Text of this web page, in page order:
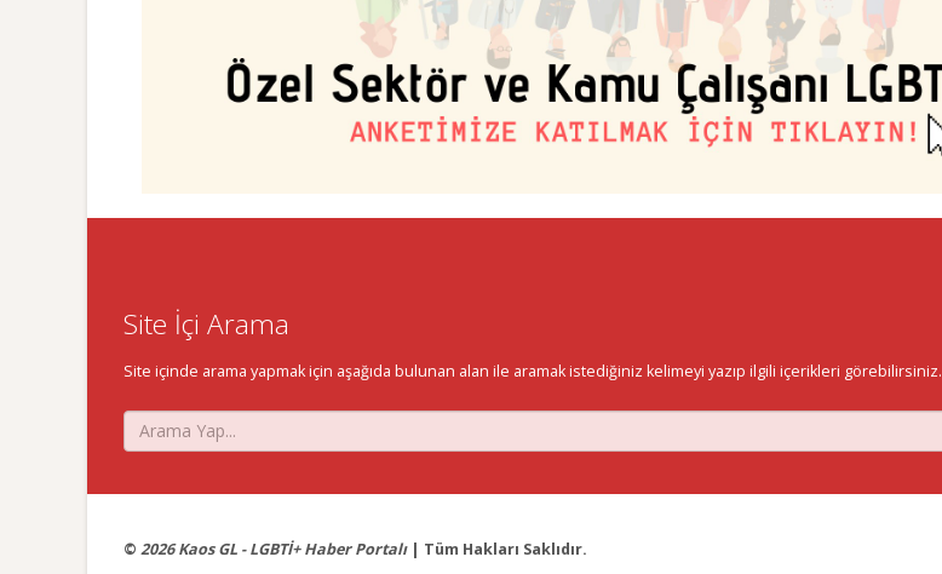
Site İçi Arama
Site içinde arama yapmak için aşağıda bulunan alan ile aramak istediğiniz kelimeyi yazıp ilgili içerikleri görebilirsiniz.
© 2026 Kaos GL - LGBTİ+ Haber Portalı| Tüm Hakları Saklıdır.